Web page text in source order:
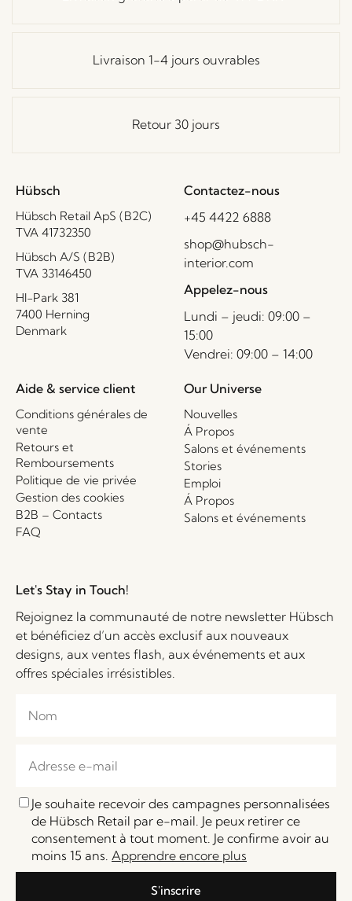
Livraison 1-4 jours ouvrables
Retour 30 jours
Hübsch
Hübsch Retail ApS (B2C)
TVA 41732350
Hübsch A/S (B2B)
TVA 33146450
HI-Park 381
7400 Herning
Denmark
Contactez-nous
+45 4422 6888
shop@hubsch-
interior.com
Appelez-nous
Lundi – jeudi: 09:00 –
15:00
Vendrei: 09:00 – 14:00
Aide & service client
Conditions générales de
vente
Retours et
Remboursements
Politique de vie privée
Gestion des cookies
B2B – Contacts
FAQ
Our Universe
Nouvelles
Á Propos
Salons et événements
Stories
Emploi
Á Propos
Salons et événements
Let's Stay in Touch!
Rejoignez la communauté de notre newsletter Hübsch
et bénéficiez d’un accès exclusif aux nouveaux
designs, aux ventes flash, aux événements et aux
offres spéciales irrésistibles.
Je souhaite recevoir des campagnes personnalisées
de Hübsch Retail par e-mail. Je peux retirer ce
consentement à tout moment. Je confirme avoir au
moins 15 ans. Apprendre encore plus
S'inscrire